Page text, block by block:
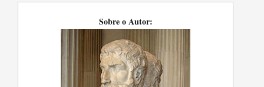
Sobre o Autor: